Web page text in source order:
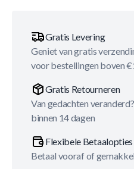
Gratis Levering
Geniet van gratis
voor bestellingen boven
Gratis Retourneren
Van gedachten
binnen 14 dagen
Flexibele Betaalopties
Betaal vooraf of